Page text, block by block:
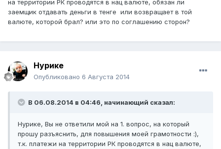
на территории РК проводятся в нац валюте, обязан ли
заемщик отдавать деньги в тенге или возвращает в той
валюте, которой брал? или это по соглашению сторон?
Нурике
Опубликовано 6 Августа 2014
В 06.08.2014 в 04:46, начинающий сказал:
Нурике, Вы не ответили мой на 1. вопрос, на который
прошу разъяснить, для повышения моей грамотности :),
т.к. платежи на территории РК проводятся в нац валюте,